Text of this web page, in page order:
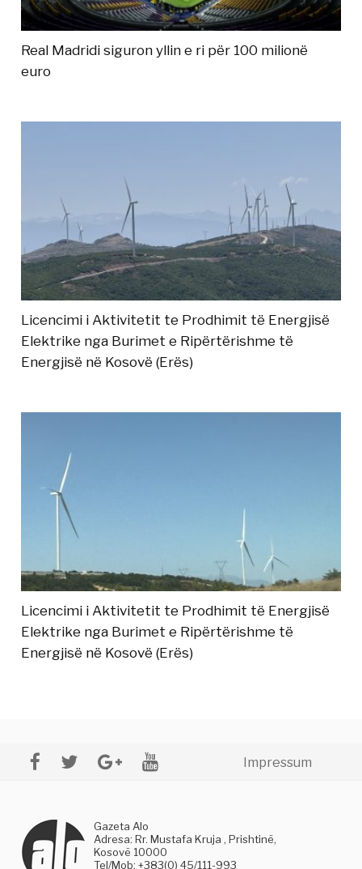
Real Madridi siguron yllin e ri për 100 milionë
euro
Licencimi i Aktivitetit te Prodhimit të Energjisë
Elektrike nga Burimet e Ripërtërishme të
Energjisë në Kosovë (Erës)
Licencimi i Aktivitetit te Prodhimit të Energjisë
Elektrike nga Burimet e Ripërtërishme të
Energjisë në Kosovë (Erës)
Impressum
Gazeta Alo
Adresa: Rr. Mustafa Kruja , Prishtinë,
Kosovë 10000
Tel/Mob: +383(0) 45/111-993